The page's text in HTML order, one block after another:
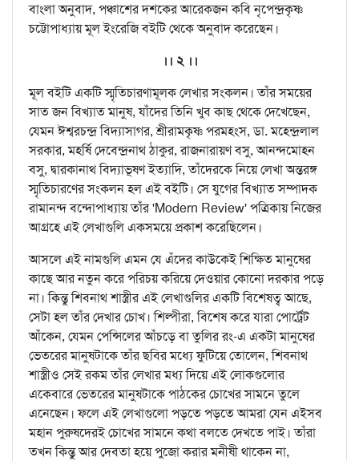
বাংলা অনুবাদ, পঞ্চাশের দশকের আরেকজন কবি নৃপেন্দ্রকৃষ্ণ
চট্টোপাধ্যায় মূল ইংরেজি বইটি থেকে অনুবাদ করেছেন।
।। ২ ।।
মূল বইটি একটি স্মৃতিচারণামূলক লেখার সংকলন। তাঁর সময়ের
সাত জন বিখ্যাত মানুষ, যাঁদের তিনি খুব কাছ থেকে দেখেছেন,
যেমন ঈশ্বরচন্দ্র বিদ্যাসাগর, শ্রীরামকৃষ্ণ পরমহংস, ডা. মহেন্দ্রলাল
সরকার, মহর্ষি দেবেন্দ্রনাথ ঠাকুর, রাজনারায়ণ বসু, আনন্দমোহন
বসু, দ্বারকানাথ বিদ্যাভূষণ ইত্যাদি, তাঁদেরকে নিয়ে লেখা অন্তরঙ্গ
স্মৃতিচারণের সংকলন হল এই বইটি। সে যুগের বিখ্যাত সম্পাদক
রামানন্দ বন্দোপাধ্যায় তাঁর 'Modern Review' পত্রিকায় নিজের
আগ্রহে এই লেখাগুলি একসময়ে প্রকাশ করেছিলেন।
আসলে এই নামগুলি এমন যে এঁদের কাউকেই শিক্ষিত মানুষের
কাছে আর নতুন করে পরিচয় করিয়ে দেওয়ার কোনো দরকার পড়ে
না। কিন্তু শিবনাথ শাস্ত্রীর এই লেখাগুলির একটি বিশেষত্ব আছে,
সেটা হল তাঁর দেখার চোখ। শিল্পীরা, বিশেষ করে যারা পোর্ট্রেট
আঁকেন, যেমন পেন্সিলের আঁচড়ে বা তুলির রং-এ একটা মানুষের
ভেতরের মানুষটাকে তাঁর ছবির মধ্যে ফুটিয়ে তোলেন, শিবনাথ
শাস্ত্রীও সেই রকম তাঁর লেখার মধ্য দিয়ে এই লোকগুলোর
একেবারে ভেতরের মানুষটাকে পাঠকের চোখের সামনে তুলে
এনেছেন। ফলে এই লেখাগুলো পড়তে পড়তে আমরা যেন এইসব
মহান পুরুষদেরই চোখের সামনে কথা বলতে দেখতে পাই। তাঁরা
তখন কিন্তু আর দেবতা হয়ে পুজো করার মনীষী থাকেন না,